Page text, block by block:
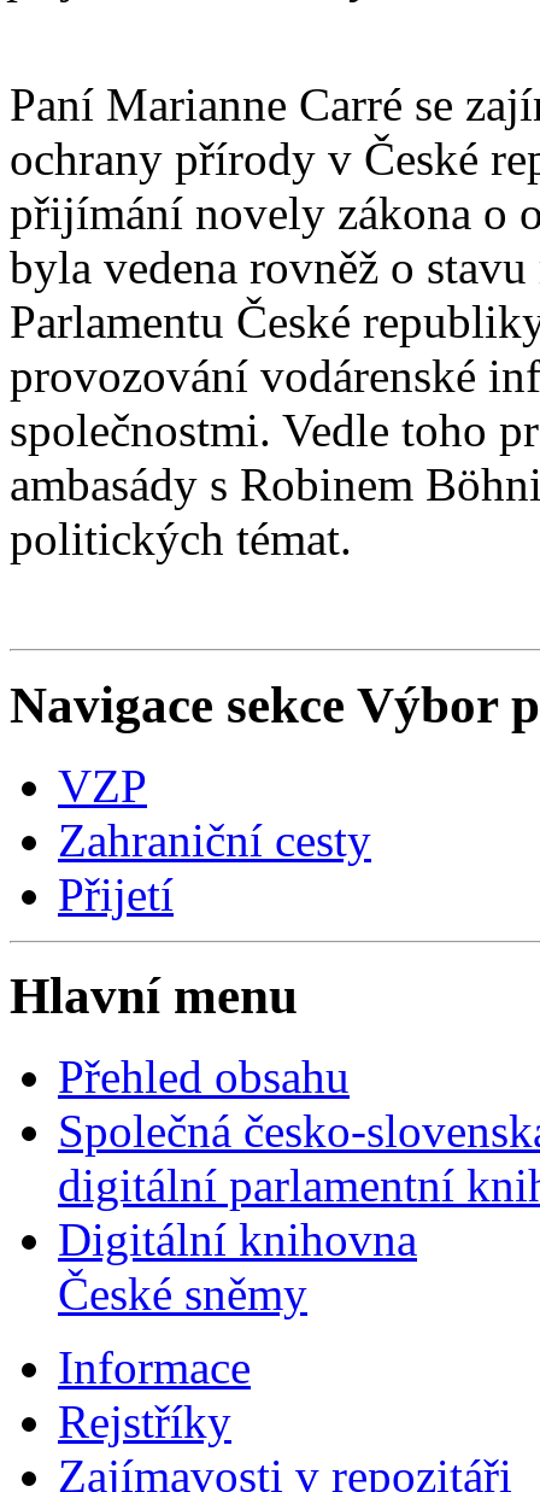
Paní Marianne Carré se
ochrany přírody v České
přijímání novely zákona o
byla vedena rovněž o
Parlamentu České
provozování vodárenské
společnostmi. Vedle toho
ambasády s Robinem
politických témat.
Navigace sekce Výbor
VZP
Zahraniční cesty
Přijetí
Hlavní menu
Přehled obsahu
Společná česko-
digitální parlamentní
Digitální knihovna
České sněmy
Informace
Rejstříky
Zajímavosti v repozitáři